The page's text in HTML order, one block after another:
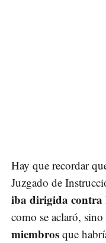
Hay que recordar
Juzgado de
iba dirigida
como se aclaró,
miembros que